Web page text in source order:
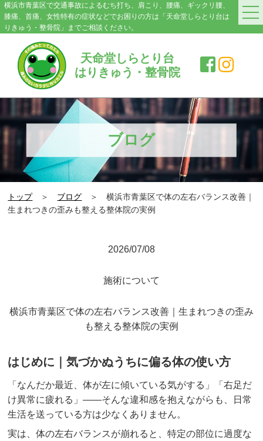
横浜市青葉区で交通事故によるむち打ち、肩こり、腰痛、ギックリ腰、
膝痛、首痛、女性特有の症状などでお困りの方は「天命堂しらとり台は
りきゅう・整骨院」までご相談ください。
天命堂しらとり台
はりきゅう・整骨院
HOME
料金案内
院紹介・アクセス
症状別施術メニュー
交通事故|むち打ち
肩こり
腰の痛み・ぎっくり腰
眼精疲労
四十肩・五十肩
寝違え
骨盤矯正
鍼灸・美容鍼灸
ブログ
トップ＞ ブログ ＞ 横浜市青葉区で体の左右バランス改善｜
生まれつきの歪みも整える整体院の実例
2026/07/08
施術について
横浜市青葉区で体の左右バランス改善｜生まれつきの歪み
も整える整体院の実例
はじめに｜気づかぬうちに偏る体の使い方
「なんだか最近、体が左に傾いている気がする」「右足だ
け異常に疲れる」――そんな違和感を抱えながらも、日常
生活を送っている方は少なくありません。
実は、体の左右バランスが崩れると、特定の部位に過度な